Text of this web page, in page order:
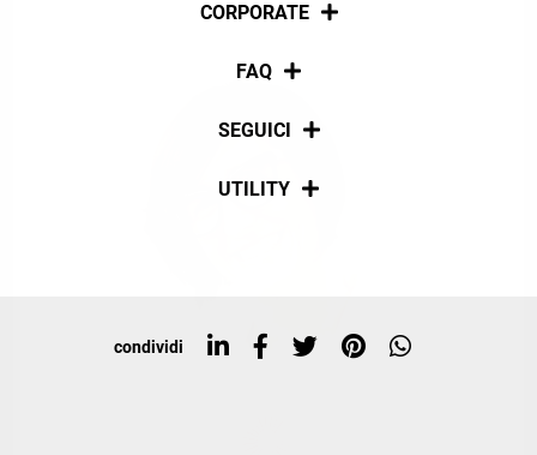
CORPORATE
Chi siamo
FAQ
Pagamenti
SEGUICI
Social
UTILITY
Top ricerche
condividi